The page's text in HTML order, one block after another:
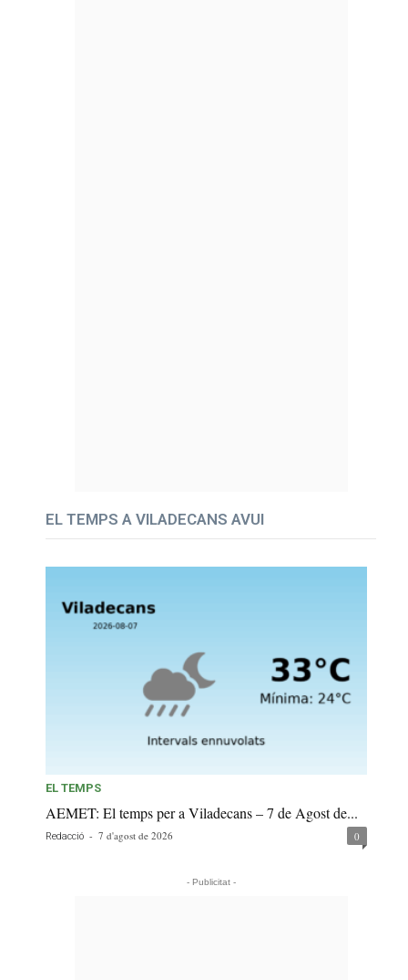
EL TEMPS A VILADECANS AVUI
EL TEMPS
AEMET: El temps per a Viladecans – 7 de Agost de...
Redacció - 7 d'agost de 2026 0
- Publicitat -